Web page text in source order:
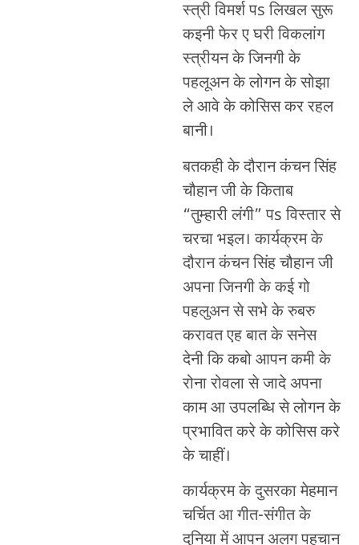
स्त्री विमर्श पs लिखल सुरू
कइनी फेर ए घरी विकलांग
स्त्रीयन के जिनगी के
पहलूअन के लोगन के सोझा
ले आवे के कोसिस कर रहल
बानी।
बतकही के दौरान कंचन सिंह
चौहान जी के किताब
“तुम्हारी लंगी” पs विस्तार से
चरचा भइल। कार्यक्रम के
दौरान कंचन सिंह चौहान जी
अपना जिनगी के कई गो
पहलुअन से सभे के रुबरु
करावत एह बात के सनेस
देनी कि कबो आपन कमी के
रोना रोवला से जादे अपना
काम आ उपलब्धि से लोगन के
प्रभावित करे के कोसिस करे
के चाहीं।
कार्यक्रम के दुसरका मेहमान
चर्चित आ गीत-संगीत के
दुनिया में आपन अलग पहचान